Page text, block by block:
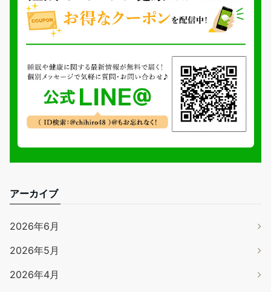
アーカイブ
2026年6月
2026年5月
2026年4月